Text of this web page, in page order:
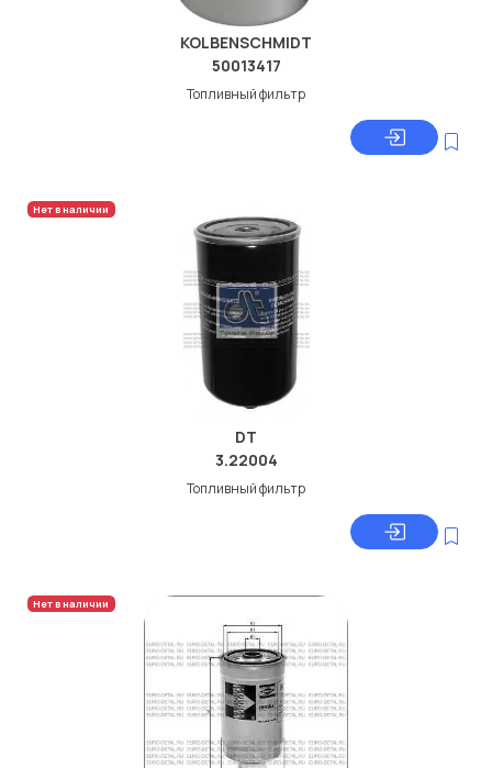
KOLBENSCHMIDT
50013417
Топливный фильтр
Нет в наличии
DT
3.22004
Топливный фильтр
Нет в наличии